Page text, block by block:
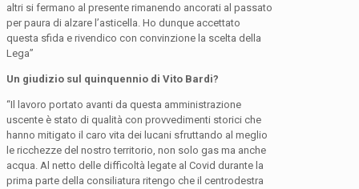
altri si fermano al presente rimanendo ancorati al passato
per paura di alzare l’asticella. Ho dunque accettato
questa sfida e rivendico con convinzione la scelta della
Lega”
Un giudizio sul quinquennio di Vito Bardi?
“Il lavoro portato avanti da questa amministrazione
uscente è stato di qualità con provvedimenti storici che
hanno mitigato il caro vita dei lucani sfruttando al meglio
le ricchezze del nostro territorio, non solo gas ma anche
acqua. Al netto delle difficoltà legate al Covid durante la
prima parte della consiliatura ritengo che il centrodestra